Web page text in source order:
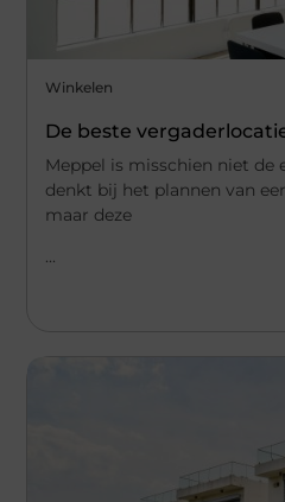
Winkelen
De beste
Meppel is misschien niet de
denkt bij het plannen van
maar deze
...